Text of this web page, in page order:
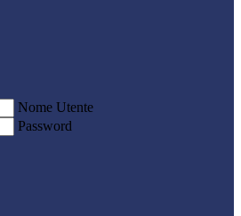
Nome Utente
Password